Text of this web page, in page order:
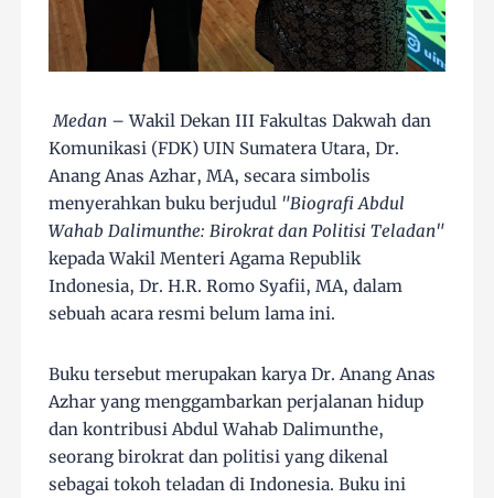
Medan – Wakil Dekan III Fakultas Dakwah dan
Komunikasi (FDK) UIN Sumatera Utara, Dr.
Anang Anas Azhar, MA, secara simbolis
menyerahkan buku berjudul "Biografi Abdul
Wahab Dalimunthe: Birokrat dan Politisi Teladan"
kepada Wakil Menteri Agama Republik
Indonesia, Dr. H.R. Romo Syafii, MA, dalam
sebuah acara resmi belum lama ini.
Buku tersebut merupakan karya Dr. Anang Anas
Azhar yang menggambarkan perjalanan hidup
dan kontribusi Abdul Wahab Dalimunthe,
seorang birokrat dan politisi yang dikenal
sebagai tokoh teladan di Indonesia. Buku ini